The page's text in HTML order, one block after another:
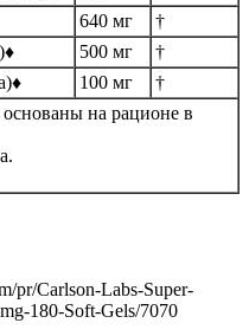
640 мг
†
500 мг
†
100 мг
†
на рационе в
pr/Carlson-Labs-Super-
180-Soft-Gels/7070